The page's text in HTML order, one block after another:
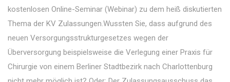
kostenlosen Online-Seminar (Webinar) zu dem heiß diskutierten
Thema der KV Zulassungen.Wussten Sie, dass aufgrund des
neuen Versorgungsstrukturgesetzes wegen der
Überversorgung beispielsweise die Verlegung einer Praxis für
Chirurgie von einem Berliner Stadtbezirk nach Charlottenburg